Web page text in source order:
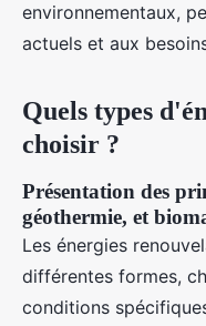
environnementaux,
actuels et aux
Quels types
choisir ?
Présentation des
géothermie, et
Les énergies
différentes formes,
conditions